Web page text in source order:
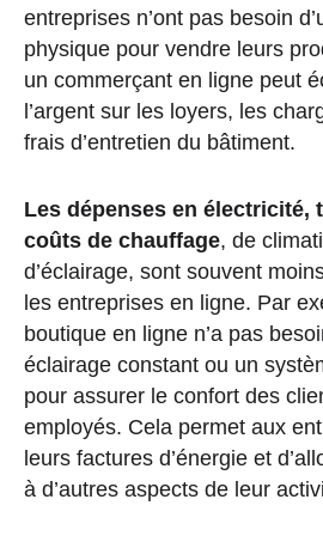
entreprises n’ont pas besoin
physique pour vendre leurs
un commerçant en ligne peut
l’argent sur les loyers, les
frais d’entretien du bâtiment.
Les dépenses en électricité,
coûts de chauffage, de
d’éclairage, sont souvent
les entreprises en ligne. Par
boutique en ligne n’a pas
éclairage constant ou un
pour assurer le confort des
employés. Cela permet aux
leurs factures d’énergie et
à d’autres aspects de leur